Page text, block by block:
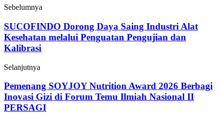
Sebelumnya
SUCOFINDO Dorong Daya Saing Industri Alat
Kesehatan melalui Penguatan Pengujian dan
Kalibrasi
Selanjutnya
Pemenang SOYJOY Nutrition Award 2026 Berbagi
Inovasi Gizi di Forum Temu Ilmiah Nasional II
PERSAGI